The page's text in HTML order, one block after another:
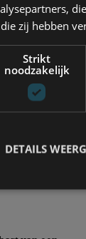
zij hebben
Strikt
noodzakelijk
DETAILS